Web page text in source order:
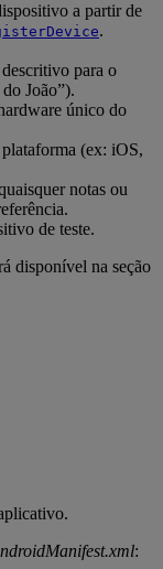
a partir de
.
para o
João”).
único do
(ex: iOS,
notas ou
de teste.
disponível na seção
: